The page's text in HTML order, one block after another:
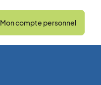
Mon compte personnel